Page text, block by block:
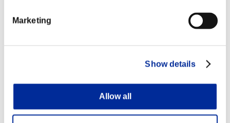
Marketing
Show details
Allow all